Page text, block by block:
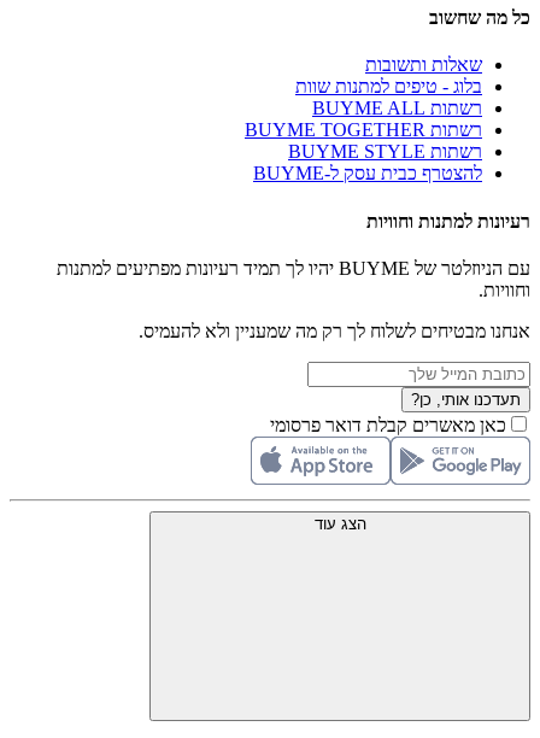
כל מה שחשוב
שאלות ותשובות
בלוג - טיפים למתנות שוות
רשתות BUYME ALL
רשתות BUYME TOGETHER
רשתות BUYME STYLE
להצטרף כבית עסק ל-BUYME
רעיונות למתנות וחוויות
עם הניוזלטר של BUYME יהיו לך תמיד רעיונות מפתיעים למתנות
וחוויות.
אנחנו מבטיחים לשלוח לך רק מה שמעניין ולא להעמיס.
תעדכנו אותי, כן?
כאן מאשרים קבלת דואר פרסומי
הצג עוד